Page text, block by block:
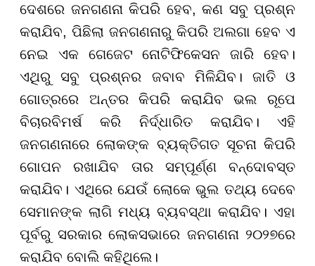
ଦେଶରେ ଜନଗଣନା କିପରି ହେବ, କଣ ସବୁ ପ୍ରଶ୍ନ
କରାଯିବ, ପିଛିଲା ଜନଗଣନାରୁ କିପରି ଅଲଗା ହେବ ଏ
ନେଇ ଏକ ଗେଜେଟ ନୋଟିଫିକେସନ ଜାରି ହେବ।
ଏଥିରୁ ସବୁ ପ୍ରଶ୍ନର ଜବାବ ମିଳିଯିବ। ଜାତି ଓ
ଗୋତ୍ରରେ ଅନ୍ତର କିପରି କରାଯିବ ଭଲ ରୂପେ
ବିଚାରବିମର୍ଷ କରି ନିର୍ଦ୍ଧାରିତ କରାଯିବ। ଏହି
ଜନଗଣନାରେ ଲୋକଙ୍କ ବ୍ୟକ୍ତିଗତ ସୂଚନା କିପରି
ଗୋପନ ରଖାଯିବ ତାର ସମ୍ପୂର୍ଣ୍ଣ ବନ୍ଦୋବସ୍ତ
କରାଯିବ। ଏଥିରେ ଯେଉଁ ଲୋକେ ଭୁଲ ତଥ୍ୟ ଦେବେ
ସେମାନଙ୍କ ଲାଗି ମଧ୍ୟ ବ୍ୟବସ୍ଥା କରାଯିବ। ଏହା
ପୂର୍ବରୁ ସରକାର ଲୋକସଭାରେ ଜନଗଣନା ୨୦୨୭ରେ
କରାଯିବ ବୋଲି କହିଥିଲେ।